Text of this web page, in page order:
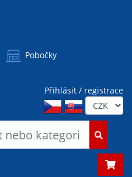
Pobočky
Přihlásit / registrace